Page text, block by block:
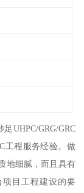
UHPC/GRG/GRC
工程服务经验。做
地细腻，而且具有
目工程建设的要